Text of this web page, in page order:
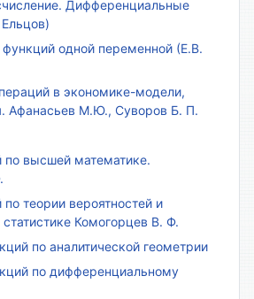
Дифференциальные
функций одной переменной (Е.В.
в экономике-модели,
Афанасьев М.Ю., Суворов Б. П.
по высшей математике.
по теории вероятностей и
Комогорцев В. Ф.
по аналитической геометрии
по дифференциальному